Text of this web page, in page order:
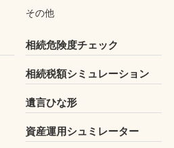
その他
相続危険度チェック
相続税額シミュレーション
遺言ひな形
資産運用シュミレーター